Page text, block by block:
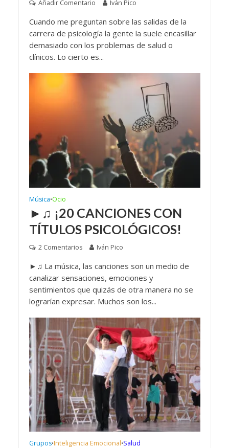
Añadir Comentario Iván Pico
Cuando me preguntan sobre las salidas de la
carrera de psicología la gente la suele encasillar
demasiado con los problemas de salud o
clínicos. Lo cierto es...
Música•Ocio
►♫ ¡20 CANCIONES CON
TÍTULOS PSICOLÓGICOS!
2 Comentarios Iván Pico
►♫ La música, las canciones son un medio de
canalizar sensaciones, emociones y
sentimientos que quizás de otra manera no se
lograrían expresar. Muchos son los...
Grupos•Inteligencia Emocional•Salud